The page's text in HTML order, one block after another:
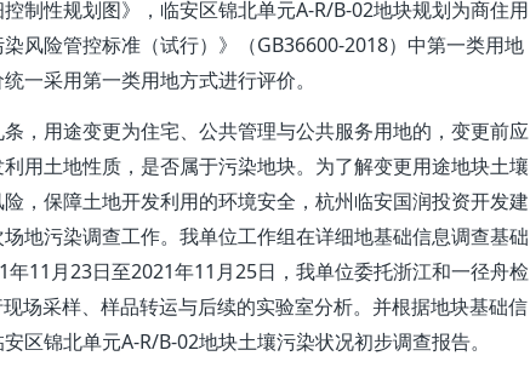
制性规划图》，临安区锦北单元A-R/B-02地块规划为商住用
风险管控标准（试行）》（GB36600-2018）中第一类用地
一采用第一类用地方式进行评价。
，用途变更为住宅、公共管理与公共服务用地的，变更前应
用土地性质，是否属于污染地块。为了解变更用途地块土壤
，保障土地开发利用的环境安全， 杭州临安国润投资开发建
地污染调查工作。 我单位工作组在详细地基础信息调查基础
年11 月 23日至2021年11 月 25日， 我单位委托浙江和一径舟检
场采样、样品转运与后续的实验室分析。并根据地块基础信
安区锦北单元A-R/B-02地块土壤污染状况初步调查报告。